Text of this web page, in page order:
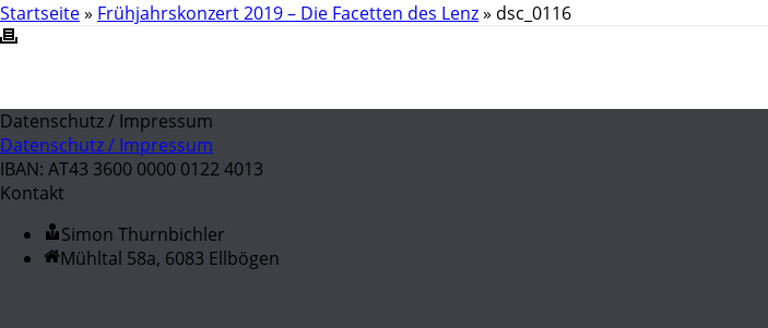
Startseite» Frühjahrskonzert 2019 – Die Facetten des Lenz» dsc_0116
Datenschutz / Impressum
Datenschutz / Impressum
IBAN: AT43 3600 0000 0122 4013
Kontakt
Simon Thurnbichler
Mühltal 58a, 6083 Ellbögen